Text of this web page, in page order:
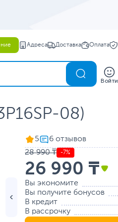
Адреса Доставка Оплата
Войти
08)
5
28 990 ₸ -7%
26 990 ₸
Вы экономите
Вы получите бонусов
В кредит
В рассрочку